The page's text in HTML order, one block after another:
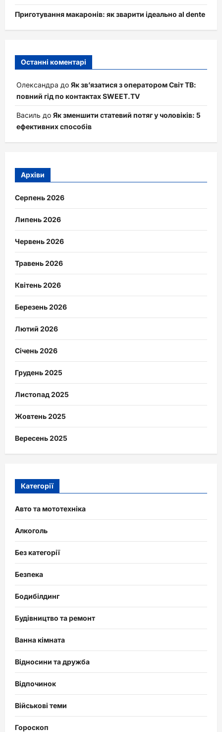
Приготування макаронів: як зварити ідеально al dente
Останні коментарі
Олександра до Як зв’язатися з оператором Світ ТВ:
повний гід по контактах SWEET.TV
Василь до Як зменшити статевий потяг у чоловіків: 5
ефективних способів
Архіви
Серпень 2026
Липень 2026
Червень 2026
Травень 2026
Квітень 2026
Березень 2026
Лютий 2026
Січень 2026
Грудень 2025
Листопад 2025
Жовтень 2025
Вересень 2025
Категорії
Авто та мототехніка
Алкоголь
Без категорії
Безпека
Бодибілдинг
Будівництво та ремонт
Ванна кімната
Відносини та дружба
Відпочинок
Військові теми
Гороскоп